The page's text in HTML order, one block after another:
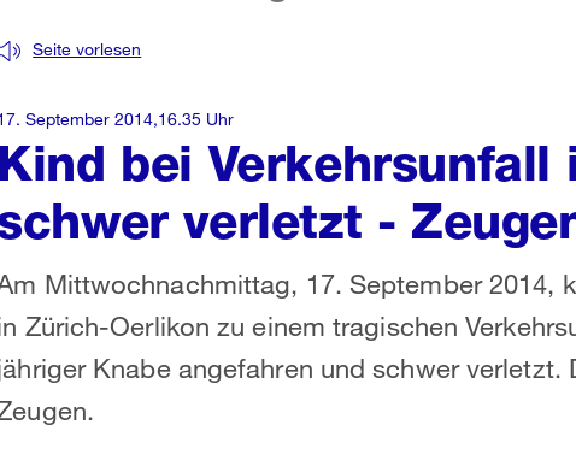
Kind bei Verkehrsunfall
verletzt -
Seite vorlesen
Mittwochnachmittag, 17. September 2014,
Zürich-Oerlikon zu einem tragischen
Knabe angefahren und schwer verletzt.
September 2014,16.35 Uhr